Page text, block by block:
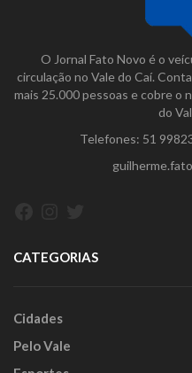
O Jornal Fato Novo é o
circulação no Vale do Caí.
mais 25.000 pessoas e cobre o
do
Telefones: 51
CATEGORIAS
Cidades
Pelo Vale